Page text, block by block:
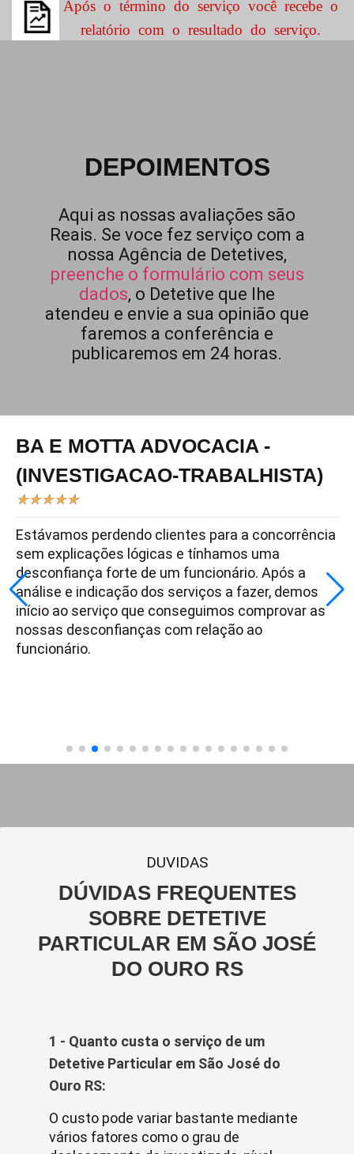
Após o término do serviço você recebe o
relatório com o resultado do serviço.
DEPOIMENTOS
Aqui as nossas avaliações são
Reais. Se voce fez serviço com a
nossa Agência de Detetives,
preenche o formulário com seus
dados, o Detetive que lhe
atendeu e envie a sua opinião que
faremos a conferência e
publicaremos em 24 horas.
BA E MOTTA ADVOCACIA -
(INVESTIGACAO-TRABALHISTA)
★★★★★
Estávamos perdendo clientes para a concorrência
sem explicações lógicas e tínhamos uma
desconfiança forte de um funcionário. Após a
análise e indicação dos serviços a fazer, demos
início ao serviço que conseguimos comprovar as
nossas desconfianças com relação ao
funcionário.
DUVIDAS
DÚVIDAS FREQUENTES
SOBRE DETETIVE
PARTICULAR EM SÃO JOSÉ
DO OURO RS
1 - Quanto custa o serviço de um
Detetive Particular em São José do
Ouro RS:
O custo pode variar bastante mediante
vários fatores como o grau de